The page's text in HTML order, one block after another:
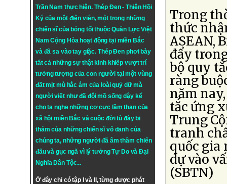
Trần Nam thực hiện. Thép Đen- Thiên Hồi
Ký của một điện viên, một trong những
chiến sĩ của bóng tối thuộc Quân Lực Việt
Nam Cộng Hòa hoạt động tại miền Bắc
và đã sa vào tay giặc. Thép Đen phơi bày
tất cả những sự thật kinh khiếp vượt trí
tưởng tượng của con người tại một vùng
đất mịt mù hắc ám của loài quỷ dữ mà
người viết như đã đội mồ sống dậy kể
cho ta nghe những cơ cực lầm than của
xã hội miền Bắc và cuộc đời tù đày bi
thảm của những chiến sĩ vô danh của
chúng ta, những người đã âm thầm chiến
đấu và gục ngã vì lý tưởngTự DovàĐại
Nghĩa Dân Tộc...
Ở đây chỉ có tập I và II, từng được phát
Trong
thức
ASEAN,
đẩy
bộ quy
ràng
năm
tắc ứng
Trung
tranh
quốc gia
dự vào
(SBTN)